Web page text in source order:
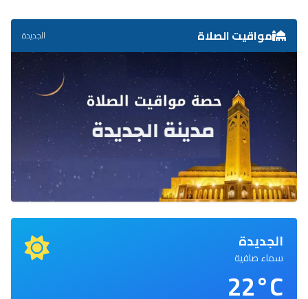
مواقيت الصلاة الجديدة
الجديدة
سماء صافية
22°C